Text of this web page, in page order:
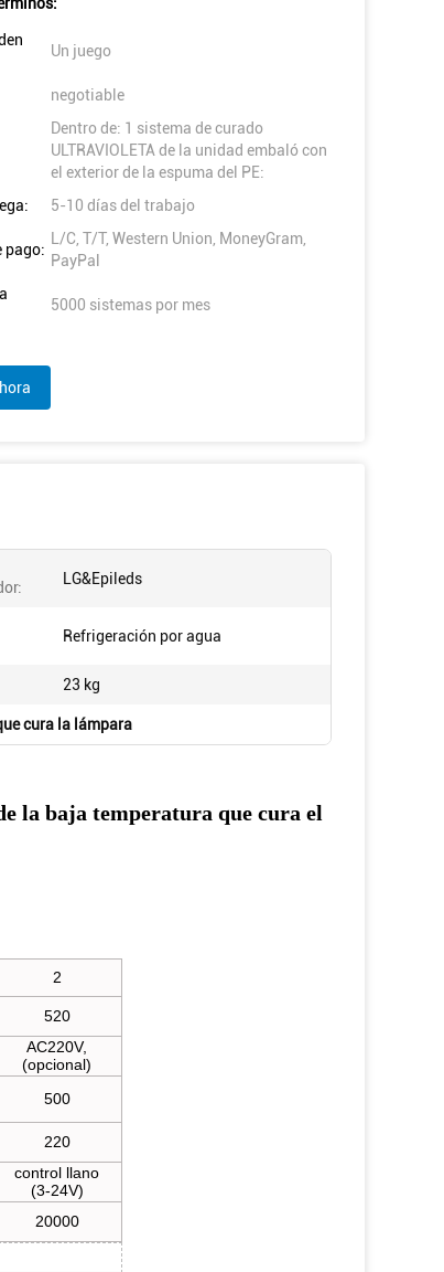
Un juego
negotiable
Dentro de: 1 sistema de curado
ULTRAVIOLETA de la unidad embaló con
el exterior de la espuma del PE:
5-10 días del trabajo
pago:
L/C, T/T, Western Union, MoneyGram,
PayPal
5000 sistemas por mes
LG&Epileds
Refrigeración por agua
23 kg
cura la lámpara
la baja temperatura que cura el
2
520
AC220V,
(opcional)
500
220
control llano
(3-24V)
20000